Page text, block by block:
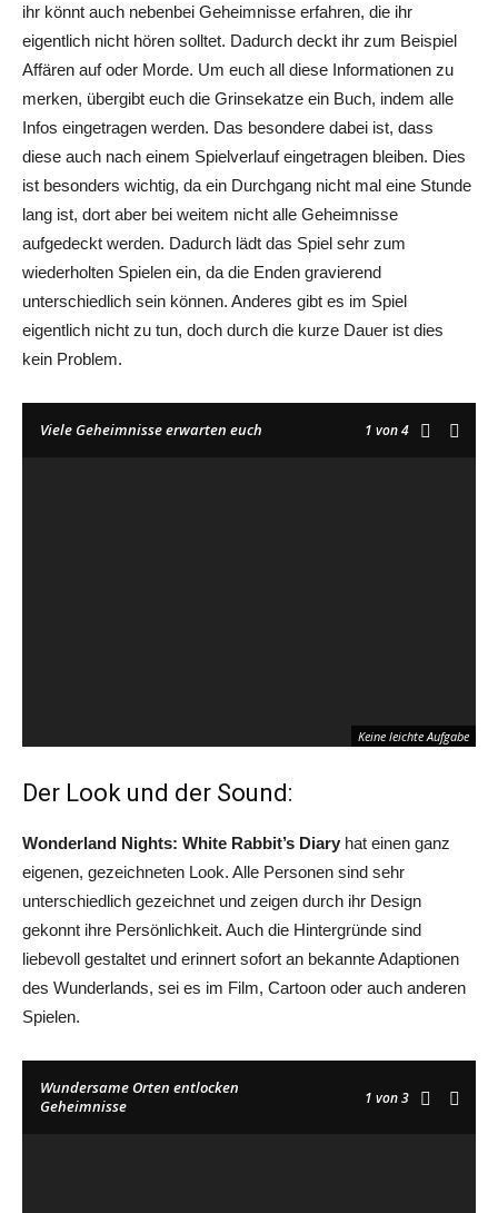
Das altbekannte Herzkönigreich
Das arme weiße Kaninchen
ihr könnt auch nebenbei Geheimnisse erfahren, die ihr
eigentlich nicht hören solltet. Dadurch deckt ihr zum Beispiel
Affären auf oder Morde. Um euch all diese Informationen zu
merken, übergibt euch die Grinsekatze ein Buch, indem alle
Infos eingetragen werden. Das besondere dabei ist, dass
diese auch nach einem Spielverlauf eingetragen bleiben. Dies
ist besonders wichtig, da ein Durchgang nicht mal eine Stunde
lang ist, dort aber bei weitem nicht alle Geheimnisse
aufgedeckt werden. Dadurch lädt das Spiel sehr zum
wiederholten Spielen ein, da die Enden gravierend
unterschiedlich sein können. Anderes gibt es im Spiel
eigentlich nicht zu tun, doch durch die kurze Dauer ist dies
kein Problem.
Viele Geheimnisse erwarten euch 1 von 4
Keine leichte Aufgabe
Der Look und der Sound:
Wonderland Nights: White Rabbit’s Diary hat einen ganz
eigenen, gezeichneten Look. Alle Personen sind sehr
unterschiedlich gezeichnet und zeigen durch ihr Design
gekonnt ihre Persönlichkeit. Auch die Hintergründe sind
liebevoll gestaltet und erinnert sofort an bekannte Adaptionen
des Wunderlands, sei es im Film, Cartoon oder auch anderen
Spielen.
Wundersame Orten entlocken
Geheimnisse
1 von 3